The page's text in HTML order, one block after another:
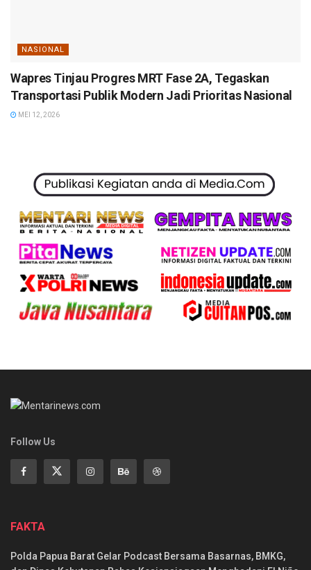
NASIONAL
Wapres Tinjau Progres MRT Fase 2A, Tegaskan
Transportasi Publik Modern Jadi Prioritas Nasional
MEI 12, 2026
Follow Us
FAKTA
Polda Papua Barat Gelar Podcast Bersama Basarnas, BMKG,